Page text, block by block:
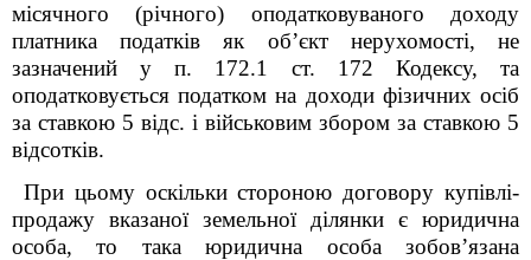
місячного (річного) оподатковуваного доходу
платника податків як об’єкт нерухомості, не
зазначений у п. 172.1 ст. 172 Кодексу, та
оподатковується податком на доходи фізичних осіб
за ставкою 5 відс. і військовим збором за ставкою 5
відсотків.
При цьому оскільки стороною договору купівлі-
продажу вказаної земельної ділянки є юридична
особа, то така юридична особа зобов’язана